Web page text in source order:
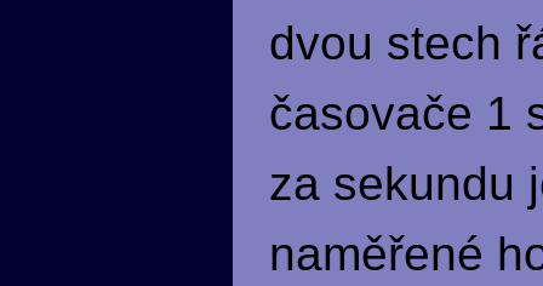
dvou stech
časovače 1
za sekundu
naměřené